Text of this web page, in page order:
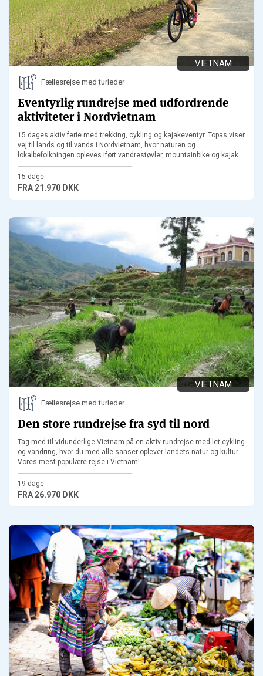
VIETNAM
Fællesrejse med turleder
Eventyrlig rundrejse med udfordrende
aktiviteter i Nordvietnam
15 dages aktiv ferie med trekking, cykling og kajakeventyr. Topas viser
vej til lands og til vands i Nordvietnam, hvor naturen og
lokalbefolkningen opleves iført vandrestøvler, mountainbike og kajak.
15 dage
FRA21.970 DKK
VIETNAM
Fællesrejse med turleder
Den store rundrejse fra syd til nord
Tag med til vidunderlige Vietnam på en aktiv rundrejse med let cykling
og vandring, hvor du med alle sanser oplever landets natur og kultur.
Vores mest populære rejse i Vietnam!
19 dage
FRA26.970 DKK